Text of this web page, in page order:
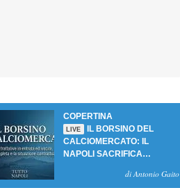
COPERTINA
LIVE
IL BORSINO DEL
CALCIOMERCATO: IL
NAPOLI SACRIFICA
SBLOCCANO ARRIVIdi Antonio Gaito